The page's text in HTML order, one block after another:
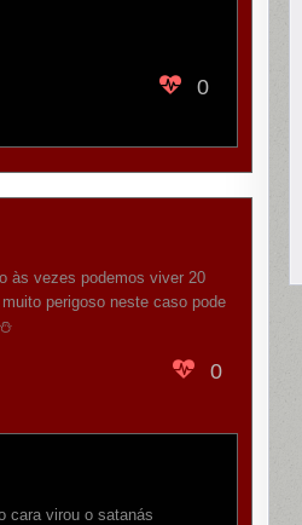
0
às vezes podemos viver 20
perigoso neste caso pode
0
cara virou o satanás